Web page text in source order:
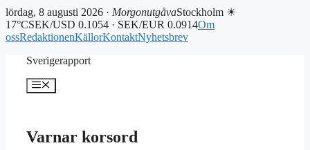
lördag, 8 augusti 2026 · MorgonutgåvaStockholm ☀
17°CSEK/USD 0.1054 · SEK/EUR 0.0914Om
ossRedaktionenKällorKontaktNyhetsbrev
Sverigerapport
Meny
Varnar korsord